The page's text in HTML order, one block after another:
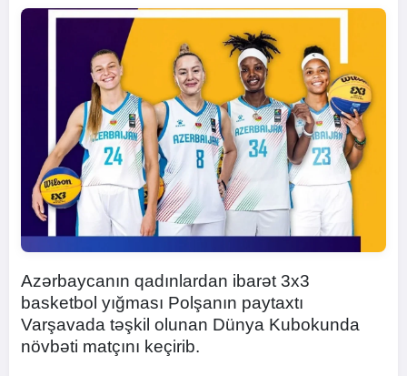
Azərbaycanın qadınlardan ibarət 3x3
basketbol yığması Polşanın paytaxtı
Varşavada təşkil olunan Dünya Kubokunda
növbəti matçını keçirib.